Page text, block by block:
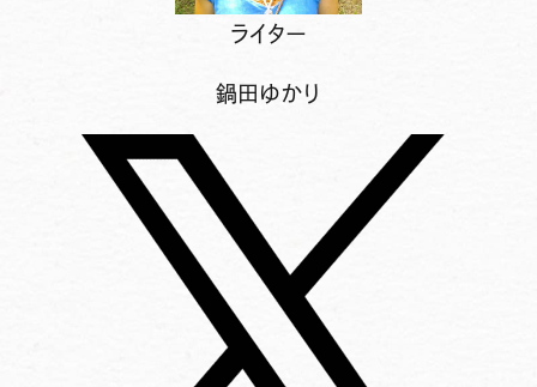
ライター
鍋田ゆかり